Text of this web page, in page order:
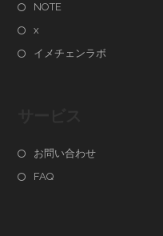
NOTE
x
イメチェンラボ
お問い合わせ
FAQ